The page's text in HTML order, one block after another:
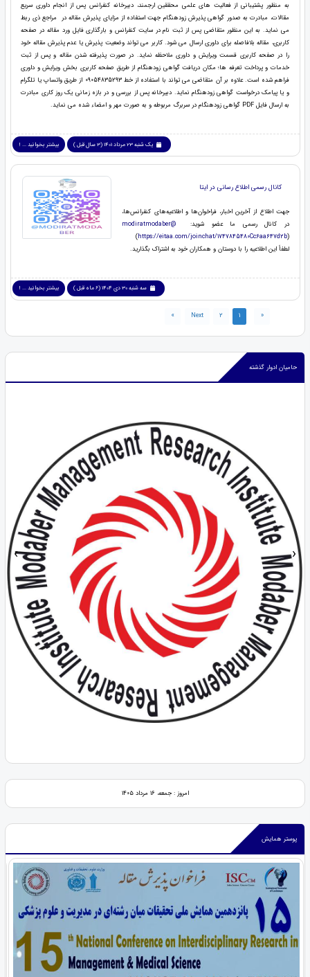
به منظور پشتیبانی از فعالیت های علمی محققین ارجمند، دبیرخانه کنفرانس پس از انجام داوری سریع
مقالات، مبادرت به صدور گواهی پذیرش زودهنگام جهت استفاده از مزایای پذیرش مقاله در مراجع ذی ربط
می نماید. به این منظور متقاضی پس از ثبت نام در سایت کنفرانس و بارگذاری فایل ورد مقاله در صفحه
کاربری، مقاله بلافاصله برای داوری ارسال می شود. کاربر می تواند وضعیت پذیرش یا عدم پذیرش مقاله خود
را در صفحه کاربری قسمت ویرایش و داوری ملاحظه نماید. در صورت پذیرفته شدن مقاله و پس از ثبت
خدمات و پرداخت تعرفه ها؛ مکان دریافت گواهی زودهنگام از طریق صفحه کاربری بخش ویرایش و داوری
فراهم شده است. علاوه بر آن متقاضی می تواند با استفاده از خط 09054835293 از طریق واتساپ یا تلگرام
و یا پیامک درخواست گواهی زودهنگام نماید. دبیرخانه پس از بررسی و در بازه زمانی یک روز کاری مبادرت
به ارسال فایل PDF گواهی زودهنگام در سربرگ مربوطه و به صورت مهر و امضاء شده می نماید.
یک شنبه 23 مرداد 1401 (3 سال قبل ) بیشتر بخوانید ... !
کانال رسمی اطلاع رسانی در ایتا
جهت اطلاع از آخرین اخبار، فراخوان‌ها و اطلاعیه‌های کنفرانس‌ها،
در کانال رسمی ما عضو شوید: modiratmodaber@
(https://eitaa.com/joinchat/1747845480Cc6aa647d2b)
لطفاً این اطلاعیه را با دوستان و همکاران خود به اشتراک بگذارید.
سه شنبه 30 دی 1404 (6 ماه قبل ) بیشتر بخوانید ... !
«
1
2
Next
»
حامیان ادوار گذشته
‹ ›
امروز : جمعه، ۱۶ مرداد ۱۴۰۵
پوستر همایش